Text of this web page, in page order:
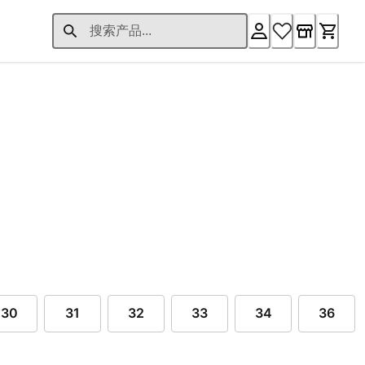
30 31 32 33 34 36